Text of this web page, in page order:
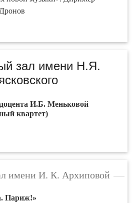
зал имени Н.Я.
И.Б. Меньковой
квартет)
имени И. К. Архиповой
Париж!»